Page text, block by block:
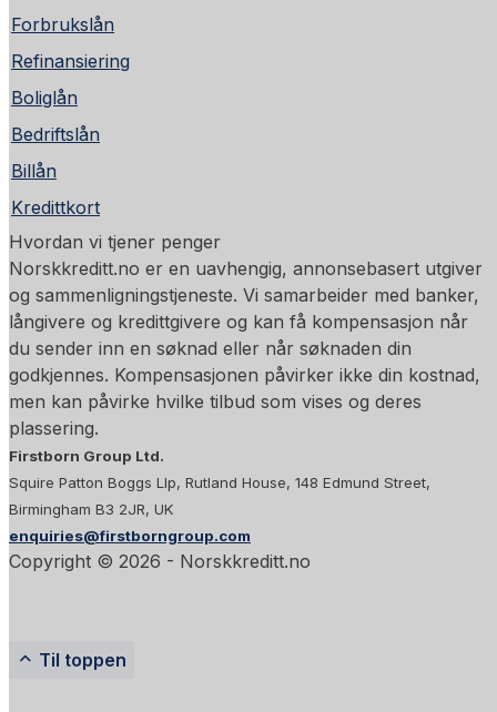
Forbrukslån
Refinansiering
Boliglån
Bedriftslån
Billån
Kredittkort
Hvordan vi tjener penger
Norskkreditt.no er en uavhengig, annonsebasert utgiver
og sammenligningstjeneste. Vi samarbeider med banker,
långivere og kredittgivere og kan få kompensasjon når
du sender inn en søknad eller når søknaden din
godkjennes. Kompensasjonen påvirker ikke din kostnad,
men kan påvirke hvilke tilbud som vises og deres
plassering.
Firstborn Group Ltd.
Squire Patton Boggs Llp, Rutland House, 148 Edmund Street,
Birmingham B3 2JR, UK
enquiries@firstborngroup.com
Copyright © 2026 - Norskkreditt.no
Til toppen